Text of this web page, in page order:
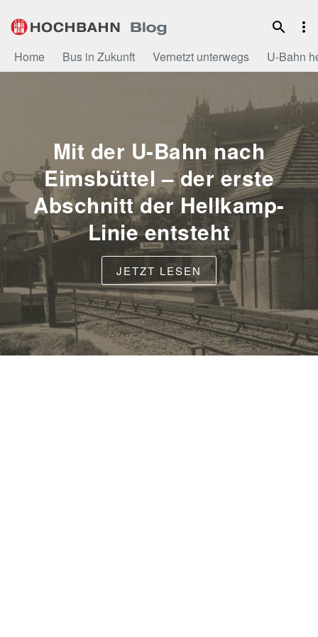
Inhalt
Home Bus in Zukunft Vernetzt unterwegs U-Bahn
Mit der U-Bahn nach
Eimsbüttel – der erste
Abschnitt der Hellkamp-
Linie entsteht
JETZT LESEN